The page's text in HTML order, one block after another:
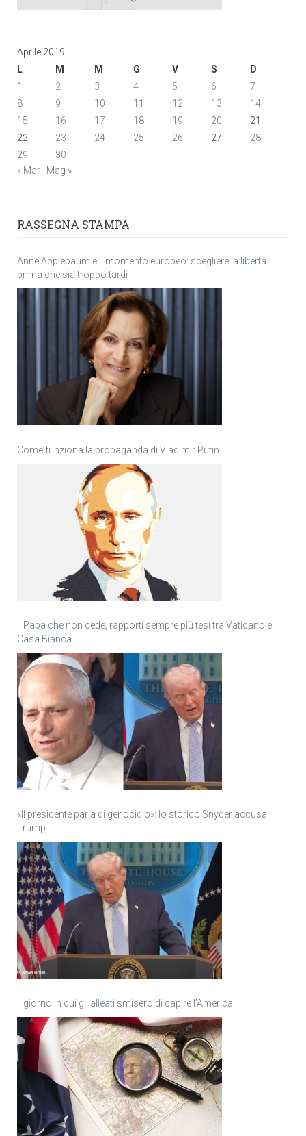
Aprile 2019
L
M M G V S
D
1
2 3 4 5 6
7
8
9 10 11 12 13
14
15
16 17 18 19 20
21
22
23 24 25 26 27
28
29
30
« Mar
Mag »
RASSEGNA STAMPA
Anne Applebaum e il momento europeo: scegliere la libertà
prima che sia troppo tardi
Come funziona la propaganda di Vladimir Putin
Il Papa che non cede, rapporti sempre più tesi tra Vaticano e
Casa Bianca
«Il presidente parla di genocidio»: lo storico Snyder accusa
Trump
Il giorno in cui gli alleati smisero di capire l’America